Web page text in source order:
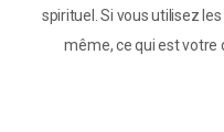
spirituel. Si vous utilisez
même, ce qui est votre